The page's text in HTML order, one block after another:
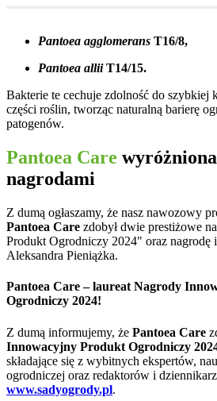
Pantoea agglomerans T16/8,
Pantoea alliiT14/15.
Bakterie te cechuje zdolność do szybkiej
części roślin, tworząc naturalną barierę
patogenów.
Pantoea Care
nagrodami
Z dumą ogłaszamy, że nasz nawozowy
Pantoea Care zdobył dwie prestiżowe
Produkt Ogrodniczy 2024" oraz nagrodę
Aleksandra Pieniążka.
Pantoea Care – laureat Nagrody
Ogrodniczy 2024!
Z dumą informujemy, że Pantoea Care
Innowacyjny Produkt Ogrodniczy
składające się z wybitnych ekspertów,
ogrodniczej oraz redaktorów i
www.sadyogrody.pl.